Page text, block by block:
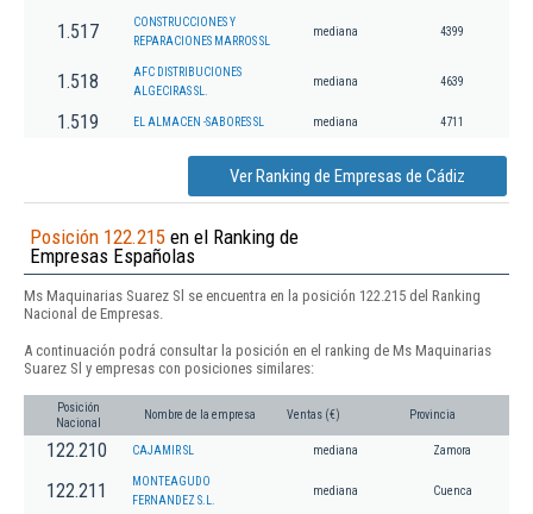
1.517
CONSTRUCCIONES Y
REPARACIONES MARROS SL
mediana 4399
1.518
AFC DISTRIBUCIONES
ALGECIRAS SL.
mediana 4639
1.519 EL ALMACEN -SABORES SL mediana 4711
Ver Ranking de Empresas de Cádiz
Posición 122.215 en el Ranking de
Empresas Españolas
Ms Maquinarias Suarez Sl se encuentra en la posición 122.215 del Ranking
Nacional de Empresas.
A continuación podrá consultar la posición en el ranking de Ms Maquinarias
Suarez Sl y empresas con posiciones similares:
Posición
Nacional
Nombre de la empresa Ventas (€) Provincia
122.210 CAJAMIR SL mediana Zamora
122.211
MONTEAGUDO
FERNANDEZ S.L.
mediana Cuenca